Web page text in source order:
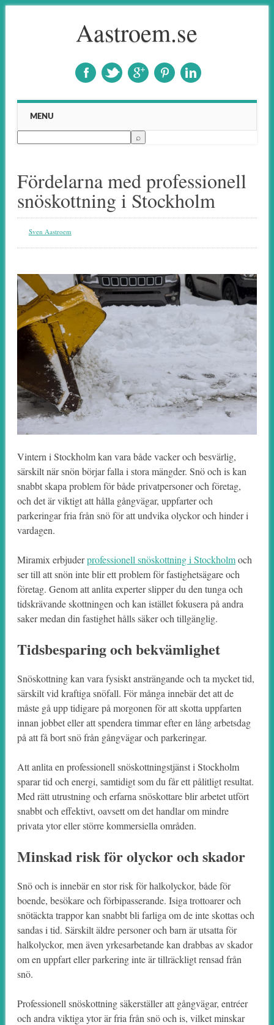
Aastroem.se
Main menu
Skip to content
MENU
Fördelarna med professionell
snöskottning i Stockholm
Sven Aastroem
Vintern i Stockholm kan vara både vacker och besvärlig,
särskilt när snön börjar falla i stora mängder. Snö och is kan
snabbt skapa problem för både privatpersoner och företag,
och det är viktigt att hålla gångvägar, uppfarter och
parkeringar fria från snö för att undvika olyckor och hinder i
vardagen.
Miramix erbjuderprofessionell snöskottning i Stockholmoch
ser till att snön inte blir ett problem för fastighetsägare och
företag. Genom att anlita experter slipper du den tunga och
tidskrävande skottningen och kan istället fokusera på andra
saker medan din fastighet hålls säker och tillgänglig.
Tidsbesparing och bekvämlighet
Snöskottning kan vara fysiskt ansträngande och ta mycket tid,
särskilt vid kraftiga snöfall. För många innebär det att de
måste gå upp tidigare på morgonen för att skotta uppfarten
innan jobbet eller att spendera timmar efter en lång arbetsdag
på att få bort snö från gångvägar och parkeringar.
Att anlita en professionell snöskottningstjänst i Stockholm
sparar tid och energi, samtidigt som du får ett pålitligt resultat.
Med rätt utrustning och erfarna snöskottare blir arbetet utfört
snabbt och effektivt, oavsett om det handlar om mindre
privata ytor eller större kommersiella områden.
Minskad risk för olyckor och skador
Snö och is innebär en stor risk för halkolyckor, både för
boende, besökare och förbipasserande. Isiga trottoarer och
snötäckta trappor kan snabbt bli farliga om de inte skottas och
sandas i tid. Särskilt äldre personer och barn är utsatta för
halkolyckor, men även yrkesarbetande kan drabbas av skador
om en uppfart eller parkering inte är tillräckligt rensad från
snö.
Professionell snöskottning säkerställer att gångvägar, entréer
och andra viktiga ytor är fria från snö och is, vilket minskar